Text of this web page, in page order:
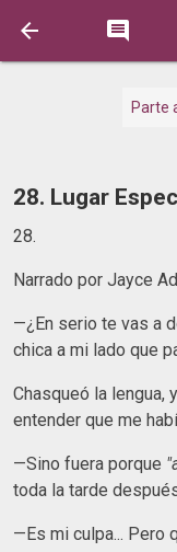
 
Parte
28. Lugar
28.
Narrado por Jayce
—¿En serio te vas a
chica a mi lado que
Chasqueó la lengua,
entender que me
—Sino fuera porque
toda la tarde
—Es mi culpa... Pero